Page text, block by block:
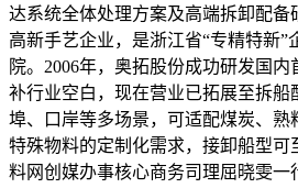
达系统全体处理方案及高端拆卸配备
高新手艺企业，是浙江省“专精特新”
院。2006年，奥拓股份成功研发国
补行业空白，现在营业已拓展至拆船
埠、口岸等多场景，可适配煤炭、熟
特殊物料的定制化需求，接卸船型可
料网创媒办事核心商务司理屈晓雯一